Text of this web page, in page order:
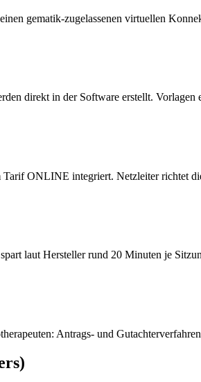
gematik-zugelassenen virtuellen
direkt in der Software erstellt.
Tarif ONLINE integriert. Netzleiter
laut Hersteller rund 20 Minuten je
Antrags- und